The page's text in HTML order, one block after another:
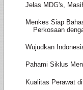
Jelas MDG's,
Menkes Siap
Perkosaan
Wujudkan
Pahami Siklus
Kualitas Perawat